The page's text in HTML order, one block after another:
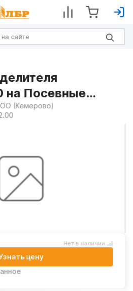
на Посевные
(Кемерово)
Нет в наличии
цену